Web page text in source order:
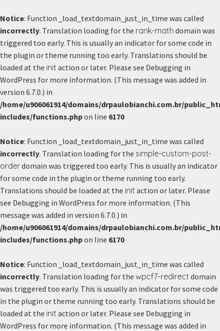
Notice: Function _load_textdomain_just_in_time was called
incorrectly. Translation loading for the rank-math domain was
triggered too early. This is usually an indicator for some code in
the plugin or theme running too early. Translations should be
loaded at the init action or later. Please see Debugging in
WordPress for more information. (This message was added in
version 6.7.0.) in
/home/u906061914/domains/drpaulobianchi.com.br/
includes/functions.phpon line 6170
Notice: Function _load_textdomain_just_in_time was called
incorrectly. Translation loading for the simple-custom-post-
orderdomain was triggered too early. This is usually an indicator
for some code in the plugin or theme running too early.
Translations should be loaded at the init action or later. Please
see Debugging in WordPress for more information. (This
message was added in version 6.7.0.) in
/home/u906061914/domains/drpaulobianchi.com.br/
includes/functions.phpon line 6170
Notice: Function _load_textdomain_just_in_time was called
incorrectly. Translation loading for the wpcf7-redirect domain
was triggered too early. This is usually an indicator for some code
in the plugin or theme running too early. Translations should be
loaded at the init action or later. Please see Debugging in
WordPress for more information. (This message was added in
Skip
to
content